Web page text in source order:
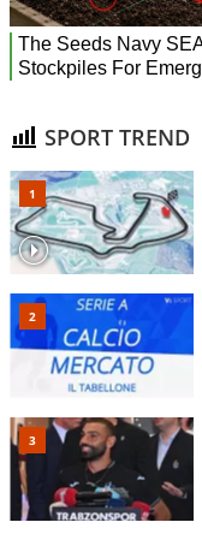
SPORT TREND